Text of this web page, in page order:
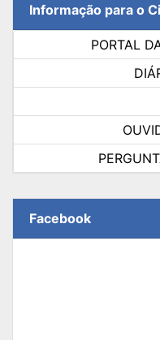
Informação para o
PORTAL
Facebook